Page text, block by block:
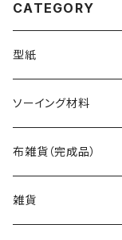
CATEGORY
型紙
バッグ（型紙）
トートバッグ（型紙）
ショルダーバッグ（型紙）
ポーチ・ケース（型紙）
ファスナーポーチ（型紙）
巾着袋・布袋（型紙）
ソーイング材料
生地
キット
布雑貨（完成品）
バッグ
雑貨